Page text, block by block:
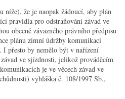
níže), že je naopak žádoucí, aby plán
pravidla pro odstraňování závad ve
obecně závazného právního předpisu
plánu zimní údržby komunikací
přesto by nemělo být v nařízení
ve sjízdnosti, jelikož prováděcím
je ve věcech závad ve
vyhláška č. 108/1997 Sb.,